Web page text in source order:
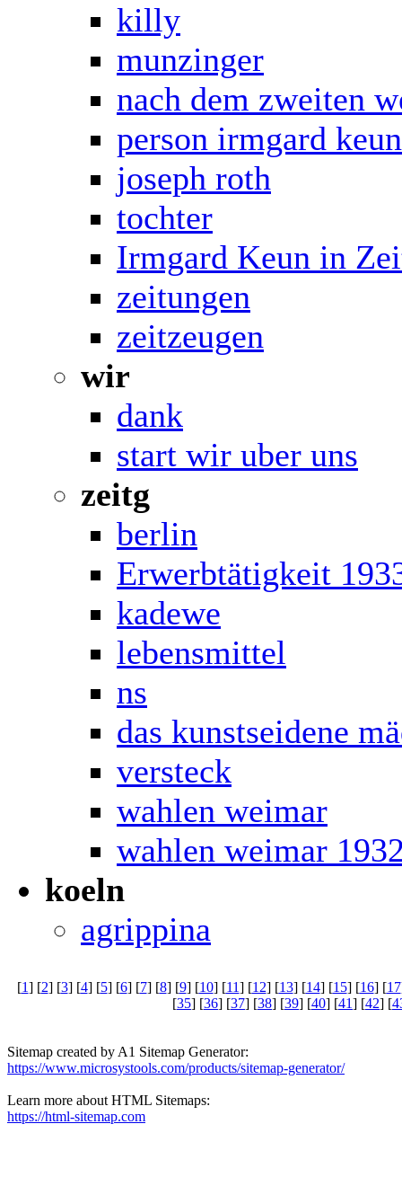
killy
munzinger
nach dem zweiten
person irmgard keun
joseph roth
tochter
Irmgard Keun in
zeitungen
zeitzeugen
wir
dank
start wir uber uns
zeitg
berlin
Erwerbtätigkeit
kadewe
lebensmittel
ns
das kunstseidene
versteck
wahlen weimar
wahlen weimar
koeln
agrippina
[1] [2] [3] [4] [5] [6] [7] [8] [9] [10] [11] [12] [13] [14] [15] [16] [17
[35] [36] [37] [38] [39] [40] [41] [42] [
Sitemap created by A1 Sitemap Generator:
https://www.microsystools.com/products/sitemap-generator/
Learn more about HTML Sitemaps:
https://html-sitemap.com